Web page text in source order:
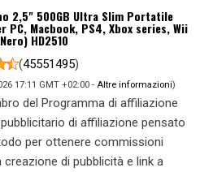
2,5" 500GB Ultra Slim Portatile
PC, Macbook, PS4, Xbox series, Wii
HD2510
(45551495)
17:11 GMT +02:00 - Altre informazioni)
del Programma di affiliazione
di affiliazione pensato
per ottenere commissioni
di pubblicità e link a